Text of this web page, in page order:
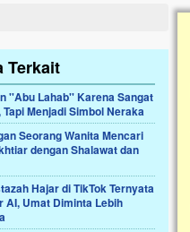
Terkait
''Abu Lahab'' Karena Sangat
Tapi Menjadi Simbol Neraka
Seorang Wanita Mencari
dengan Shalawat dan
Hajar di TikTok Ternyata
AI, Umat Diminta Lebih